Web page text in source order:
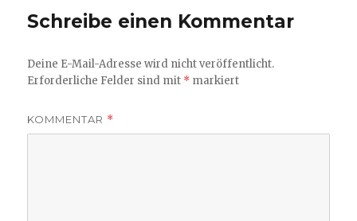
Schreibe einen Kommentar
Deine E-Mail-Adresse wird nicht veröffentlicht.
Erforderliche Felder sind mit * markiert
KOMMENTAR *